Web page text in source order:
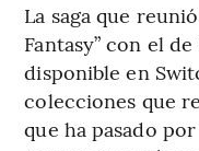
La saga que
Fantasy” con el
disponible en
colecciones que
que ha pasado